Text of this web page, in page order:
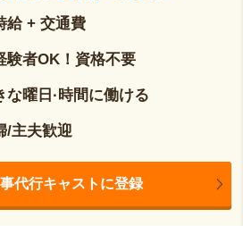
給 + 交通費
験者OK！資格不要
な曜日·時間に働ける
/主夫歓迎
代行キャストに登録